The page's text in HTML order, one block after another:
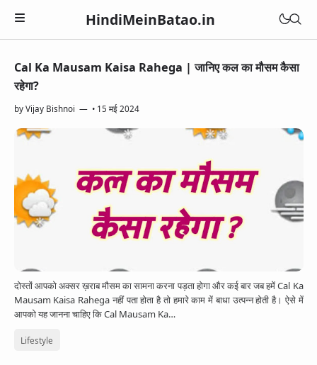
HindiMeinBatao.in
Artificial Intelligence
Computer
Blogging
Chatbot
Google Assistant
Jio Phone
BSNL
Health
Women Health
Pregnancy
Medical Courses
Daily Life Tips
Online Earning
Online Business
Finance
Education
Courses
General Knowledge
Bhakti
Social Media
WhatsApp
Instagram
Facebook
Cal Ka Mausam Kaisa Rahega | जानिए कल का मौसम कैसा
रहेगा?
byVijay Bishnoi • 15 मई 2024
दोस्तों आपको अक्सर ख़राब मौसम का सामना करना पड़ता होगा और कई बार जब हमें Cal Ka
Mausam Kaisa Rahega नहीं पता होता है तो हमारे काम में बाधा उत्पन्न होती है। ऐसे में
आपको यह जानना चाहिए कि Cal Mausam Ka…
Lifestyle